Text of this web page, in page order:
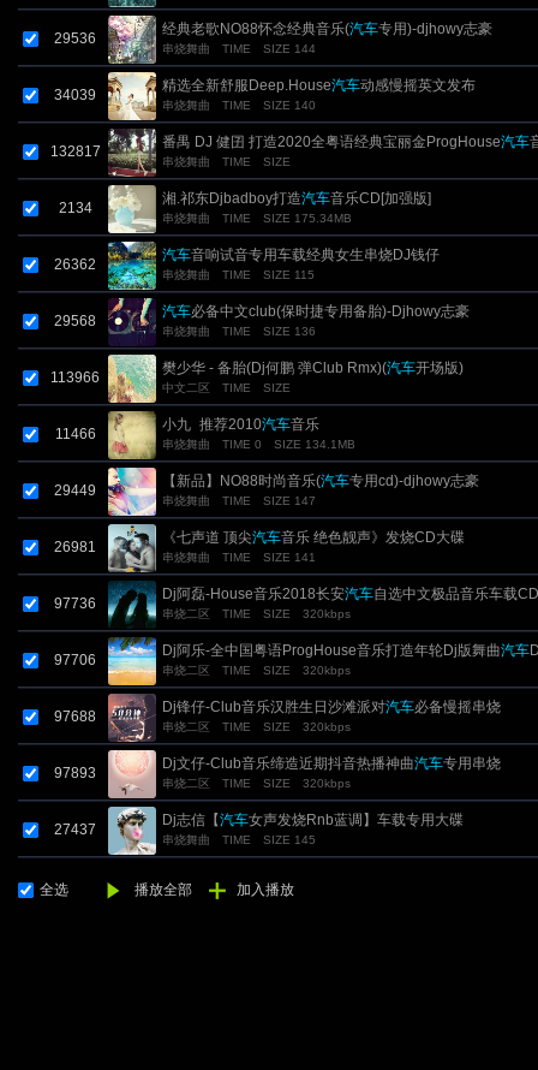
29536
经典老歌NO88怀念经典音乐(汽车专用)-djhowy志豪
串烧舞曲 TIME SIZE 144
34039
精选全新舒服Deep.House汽车动感慢摇英文发布
串烧舞曲 TIME SIZE 140
132817
番禺 DJ 健囝 打造2020全粤语经典宝丽金ProgHouse汽车
串烧舞曲 TIME SIZE
2134
湘.祁东Djbadboy打造汽车音乐CD[加强版]
串烧舞曲 TIME SIZE 175.34MB
26362
汽车音响试音专用车载经典女生串烧DJ钱仔
串烧舞曲 TIME SIZE 115
29568
汽车必备中文club(保时捷专用备胎)-Djhowy志豪
串烧舞曲 TIME SIZE 136
113966
樊少华 - 备胎(Dj何鹏 弹Club Rmx)(汽车开场版)
中文二区 TIME SIZE
11466
小九_推荐2010汽车音乐
串烧舞曲 TIME 0 SIZE 134.1MB
29449
【新品】NO88时尚音乐(汽车专用cd)-djhowy志豪
串烧舞曲 TIME SIZE 147
26981
《七声道 顶尖汽车音乐 绝色靓声》发烧CD大碟
串烧舞曲 TIME SIZE 141
97736
Dj阿磊-House音乐2018长安汽车自选中文极品音乐车载
串烧二区 TIME SIZE 320kbps
97706
Dj阿乐-全中国粤语ProgHouse音乐打造年轮Dj版舞曲汽车
摇串烧
串烧二区 TIME SIZE 320kbps
97688
Dj锋仔-Club音乐汉胜生日沙滩派对汽车必备慢摇串烧
串烧二区 TIME SIZE 320kbps
97893
Dj文仔-Club音乐缔造近期抖音热播神曲汽车专用串烧
串烧二区 TIME SIZE 320kbps
27437
Dj志信【汽车女声发烧Rnb蓝调】车载专用大碟
串烧舞曲 TIME SIZE 145
全选 播放全部 加入播放